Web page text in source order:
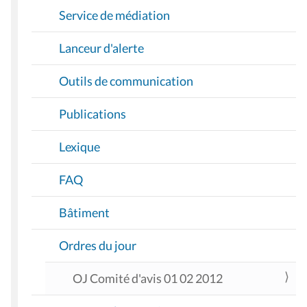
Service de médiation
Lanceur d'alerte
Outils de communication
Publications
Lexique
FAQ
Bâtiment
Ordres du jour
OJ Comité d'avis 01 02 2012